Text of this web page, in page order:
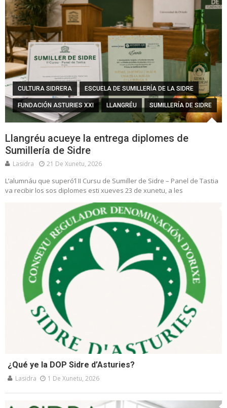
CULTURA SIDRERA ESCUELA DE SUMILLERÍA DE LA SIDRE
FUNDACIÓN ASTURIES XXI LLANGRÉU SUMILLERÍA DE SIDRE
Llangréu acueye la entrega diplomes de
Sumillería de Sidre
Lasidra 21 De Xunetu, 2026
L’alumnáu que superó’l II Cursu de Sumiller de Sidre – Panel de Tastia
va recibir los sos diplomes esti xueves 23 de xunetu, a les
¿Qué ye la DOP Sidre d’Asturies?
Lasidra 1 De Xunetu, 2026